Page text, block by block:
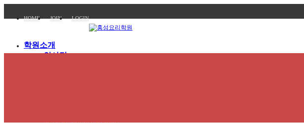
HOME JOIN LOGIN
학원소개
인사말